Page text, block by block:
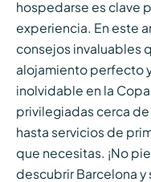
hospedarse es clave
experiencia. En este
consejos invaluables
alojamiento perfecto
inolvidable en la
privilegiadas cerca
hasta servicios de
que necesitas. ¡No
descubrir Barcelona y